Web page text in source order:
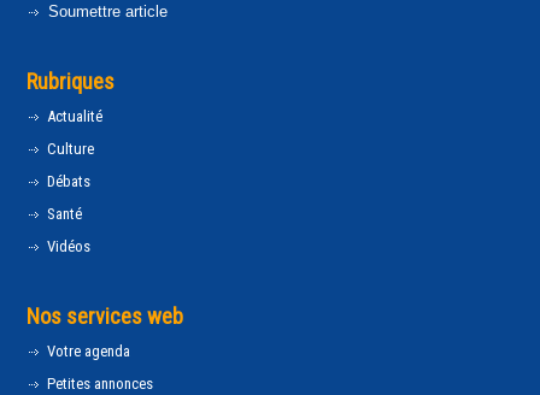
Soumettre article
Rubriques
Actualité
Culture
Débats
Santé
Vidéos
Nos services web
Votre agenda
Petites annonces